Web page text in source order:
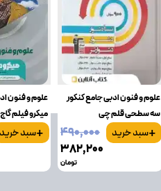
علوم و فنون ادبی جامع کنکور
سه سطحی قلم چی
+سبد خرید
۴۹۰٬۰۰۰
۳۸۲٬۲۰۰
تومان
علوم و فنون
میکرو فیلم گاج
+سبد خرید